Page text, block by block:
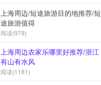
上海周边/短途旅游目的地推荐/短
途旅游值得
阅读(979)
上海周边农家乐哪里好推荐/浙江
有山有水风
阅读(1181)